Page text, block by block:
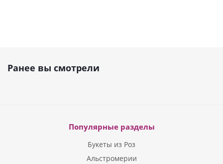
Ранее вы смотрели
Популярные разделы
Букеты из Роз
Альстромерии